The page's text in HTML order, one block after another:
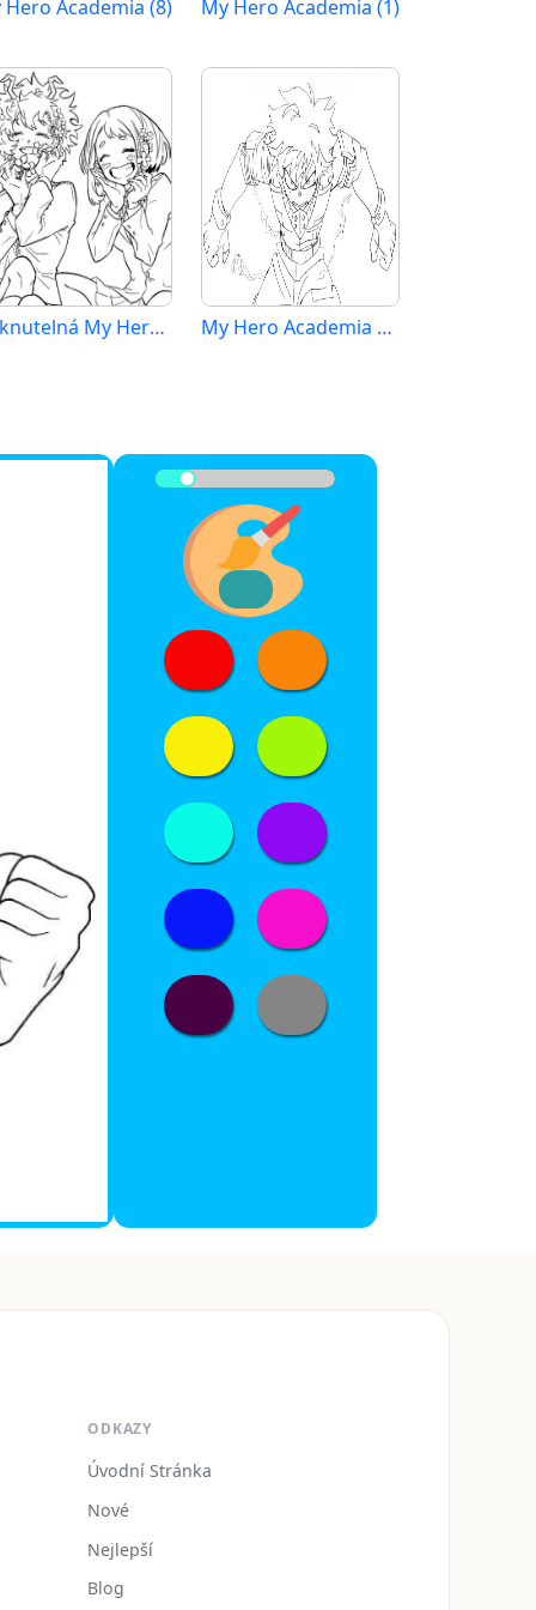
Hero Academia (8) My Hero Academia (1)
Tisknutelná My Hero Academia Obrázek My Hero Academia k Vymalování
ODKAZY
Úvodní Stránka
Nové
Nejlepší
Blog